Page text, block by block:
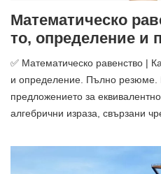
Математическо
то, определение и
✅ Математическо равенство |
и определение. Пълно резюме.
предложението за
алгебрични израза, свързани